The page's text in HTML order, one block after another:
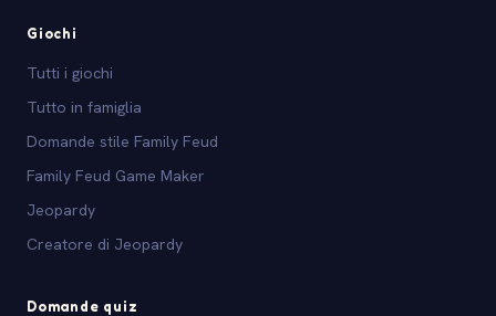
Giochi
Tutti i giochi
Tutto in famiglia
Domande stile Family Feud
Family Feud Game Maker
Jeopardy
Creatore di Jeopardy
Domande quiz